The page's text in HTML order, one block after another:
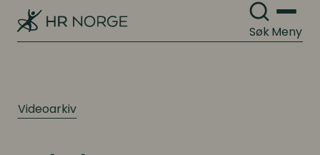
SøkMeny
Videoarkiv